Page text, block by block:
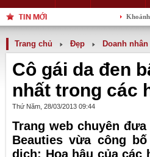
Khoảnh khắc 5
Trang chủ Đẹp Doanh nhân
Cô gái da đen
nhất trong các
Thứ Năm, 28/03/2013 09:44
Trang web chuyên
Beauties vừa công
dịch: Hoa hậu của các